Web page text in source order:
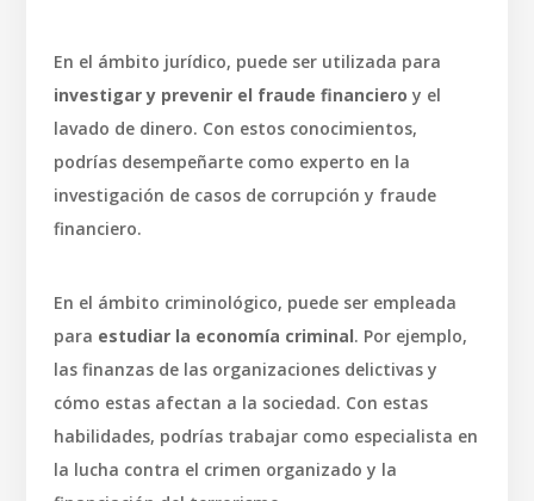
En el ámbito jurídico, puede ser utilizada para
investigar y prevenir el fraude financiero y el
lavado de dinero. Con estos conocimientos,
podrías desempeñarte como experto en la
investigación de casos de corrupción y fraude
financiero.
En el ámbito criminológico, puede ser empleada
para estudiar la economía criminal. Por ejemplo,
las finanzas de las organizaciones delictivas y
cómo estas afectan a la sociedad. Con estas
habilidades, podrías trabajar como especialista en
la lucha contra el crimen organizado y la